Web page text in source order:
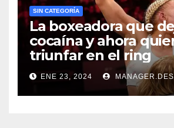
SIN CATEGORÍA
La boxeadora que
cocaína y ahora
triunfar en el ring​
ENE 23, 2024